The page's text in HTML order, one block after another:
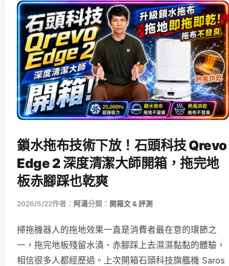
鎖水拖布技術下放！石頭科技 Qrevo
Edge 2 深度清潔大師開箱，拖完地
板赤腳踩也乾爽
2026/5/22作者： 阿湯分類： 開箱文 & 評測
掃拖機器人的拖地效果一直是消費者最在意的環節之
一，拖完地板殘留水漬、赤腳踩上去濕濕黏黏的體驗，
相信很多人都經歷過。上次開箱石頭科技旗艦機 Saros